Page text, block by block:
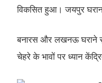
विकसित हुआ। जयपुर
बनारस और लखनऊ घराने
चेहरे के भावों पर ध्यान